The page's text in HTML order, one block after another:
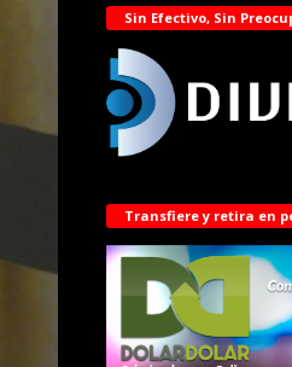
Sin Efectivo, Sin
Transfiere y retira en